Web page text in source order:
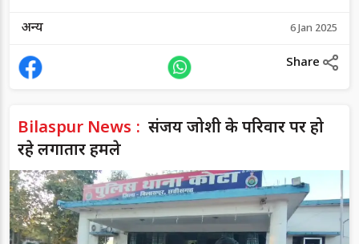
अन्य 6 Jan 2025
Share
Bilaspur News : संजय जोशी के परिवार पर हो
रहे लगातार हमले